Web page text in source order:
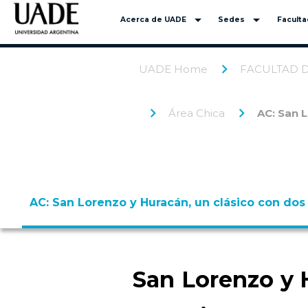
Acerca de UADE arrow_drop_down Sedes arrow_drop_down
UADE Home FACULTAD
Área Chica AC: San
AC: San Lorenzo y Huracán, un clásico con
San Lorenzo y